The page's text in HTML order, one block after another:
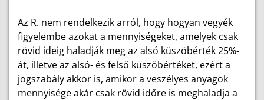
Az R. nem rendelkezik arról, hogy hogyan vegyék
figyelembe azokat a mennyiségeket, amelyek csak
rövid ideig haladják meg az alsó küszöbérték 25%-
át, illetve az alsó- és felső küszöbértéket, ezért a
jogszabály akkor is, amikor a veszélyes anyagok
mennyisége akár csak rövid időre is meghaladja a